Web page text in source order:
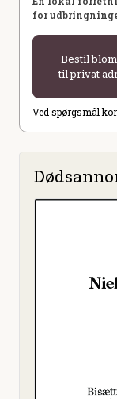
for
Bestil
til privat
Ved spørgsmål